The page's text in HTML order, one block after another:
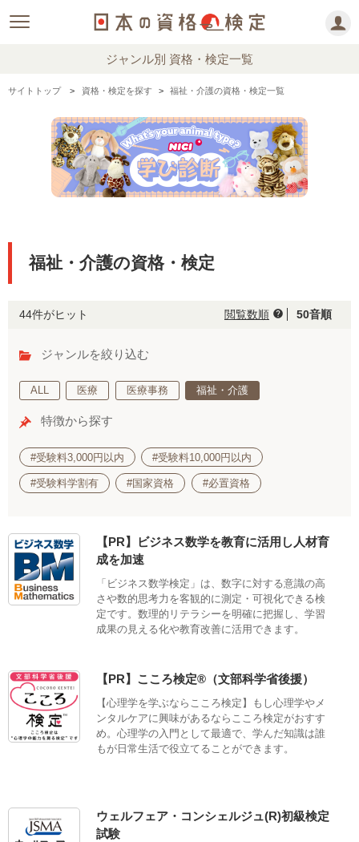
ジャンル別 資格・検定一覧
サイトトップ 資格・検定を探す 福祉・介護の資格・検定一覧
福祉・介護の資格・検定
44件がヒット 閲覧数順 help 50音順
ジャンルを絞り込む
ALL 医療 医療事務 福祉・介護
特徴から探す
#受験料3,000円以内 #受験料10,000円以内
#受験料学割有 #国家資格 #必置資格
【PR】ビジネス数学を教育に活用し人材育
成を加速
「ビジネス数学検定」は、数字に対する意識の高
さや数的思考力を客観的に測定・可視化できる検
定です。数理的リテラシーを明確に把握し、学習
成果の見える化や教育改善に活用できます。
【PR】こころ検定®（文部科学省後援）
【心理学を学ぶならこころ検定】もし心理学やメ
ンタルケアに興味があるならこころ検定がおすす
め。心理学の入門として最適で、学んだ知識は誰
もが日常生活で役立てることができます。
ウェルフェア・コンシェルジュ(R)初級検定
試験